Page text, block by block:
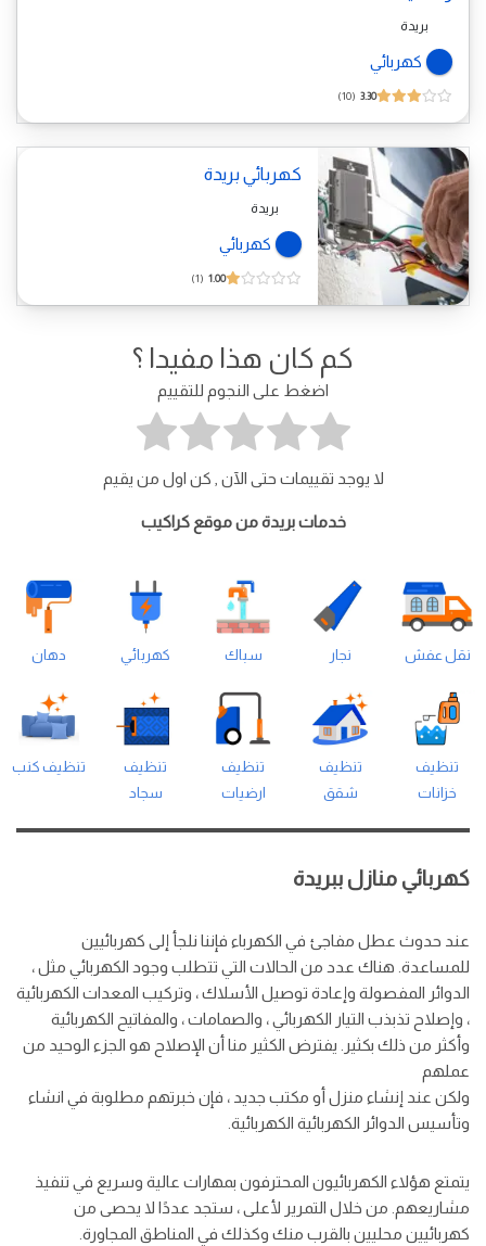
بريدة
كهربائي
3.30
10
كهربائي بريدة
بريدة
كهربائي
1.00
1
كم كان هذا مفيدا ؟
اضغط على النجوم للتقييم
لا يوجد تقييمات حتى الآن , كن اول من يقيم
خدمات بريدة من موقع كراكيب
نقل عفش نجار سباك كهربائي دهان
تنظيف
خزانات
تنظيف
شقق
تنظيف
ارضيات
تنظيف
سجاد
تنظيف كنب
كهربائي منازل ببريدة
عند حدوث عطل مفاجئ في الكهرباء فإننا نلجأ إلى كهربائيين
للمساعدة. هناك عدد من الحالات التي تتطلب وجود الكهربائي مثل ،
الدوائر المفصولة وإعادة توصيل الأسلاك ، وتركيب المعدات الكهربائية
، وإصلاح تذبذب التيار الكهربائي ، والصمامات ، والمفاتيح الكهربائية
وأكثر من ذلك بكثير. يفترض الكثير منا أن الإصلاح هو الجزء الوحيد من
عملهم
ولكن عند إنشاء منزل أو مكتب جديد ، فإن خبرتهم مطلوبة في انشاء
وتأسيس الدوائر الكهربائية الكهربائية.
يتمتع هؤلاء الكهربائيون المحترفون بمهارات عالية وسريع في تنفيذ
مشاريعهم. من خلال التمرير لأعلى ، ستجد عددًا لا يحصى من
كهربائيين محليين بالقرب منك وكذلك في المناطق المجاورة.